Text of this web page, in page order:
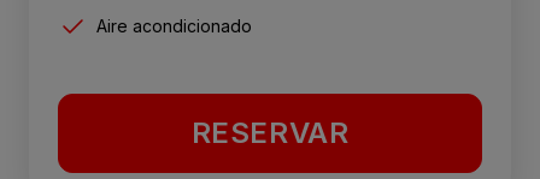
Aire acondicionado
RESERVAR